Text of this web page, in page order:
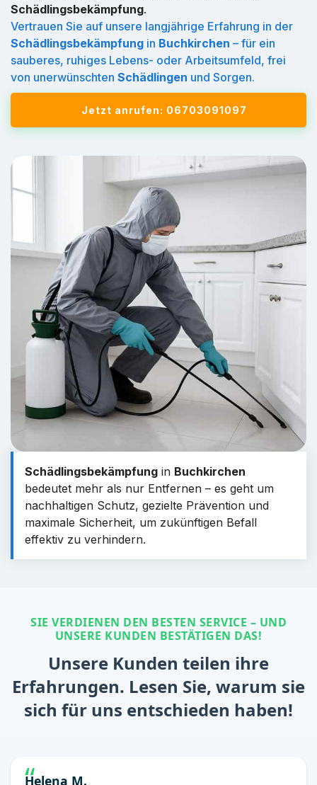
Schädlingsbekämpfung.
Vertrauen Sie auf unsere langjährige Erfahrung in der
Schädlingsbekämpfung in Buchkirchen – für ein
sauberes, ruhiges Lebens- oder Arbeitsumfeld, frei
von unerwünschten Schädlingen und Sorgen.
Jetzt anrufen: 06703091097
Schädlingsbekämpfung in Buchkirchen
bedeutet mehr als nur Entfernen – es geht um
nachhaltigen Schutz, gezielte Prävention und
maximale Sicherheit, um zukünftigen Befall
effektiv zu verhindern.
SIE VERDIENEN DEN BESTEN SERVICE – UND
UNSERE KUNDEN BESTÄTIGEN DAS!
Unsere Kunden teilen ihre
Erfahrungen. Lesen Sie, warum sie
sich für uns entschieden haben!
Helena M.